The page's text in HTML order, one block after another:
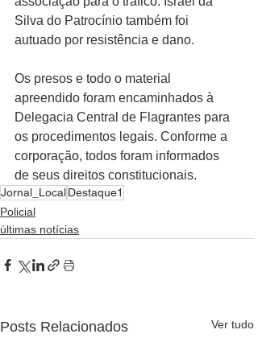
Silva do Patrocínio também foi
autuado por resistência e dano.
Os presos e todo o material
apreendido foram encaminhados à
Delegacia Central de Flagrantes para
os procedimentos legais. Conforme a
corporação, todos foram informados
de seus direitos constitucionais.
Jornal_LocalDestaque1
Policial
últimas notícias
Posts Relacionados Ver tudo